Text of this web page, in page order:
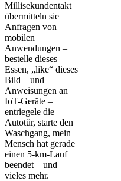
Millisekundentakt
übermitteln sie
Anfragen von
mobilen
Anwendungen –
bestelle dieses
Essen, „like“ dieses
Bild – und
Anweisungen an
IoT-Geräte –
entriegele die
Autotür, starte den
Waschgang, mein
Mensch hat gerade
einen 5-km-Lauf
beendet – und
vieles mehr.